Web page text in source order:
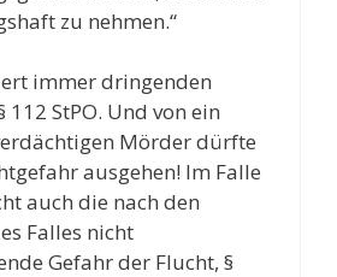
zu nehmen.“
immer dringenden
112 StPO. Und von ein
Mörder dürfte
ausgehen! Im Falle
auch die nach den
Falles nicht
Gefahr der Flucht, §